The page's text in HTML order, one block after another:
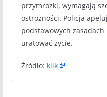
przymrozki, wymagają
ostrożności. Policja
podstawowych
uratować życie.
Źródło: klik